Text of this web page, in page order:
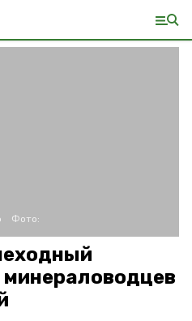
Фото:
минераловодцев